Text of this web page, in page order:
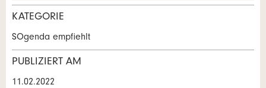
* Eingabe erforderlich
Kontakt
Verfassen Sie eine Nachricht für die
Kontaktpersonen dieser Anzeige.
KATEGORIE
SOgenda empfiehlt
PUBLIZIERT AM
11.02.2022